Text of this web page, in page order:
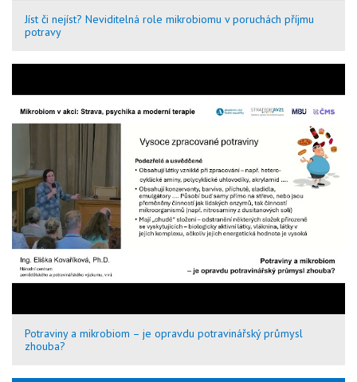
Jíst či nejíst? Neviditelná role mikrobiomu v poruchách příjmu
potravy
Potraviny a mikrobiom – je opravdu potravinářský průmysl
zhouba?